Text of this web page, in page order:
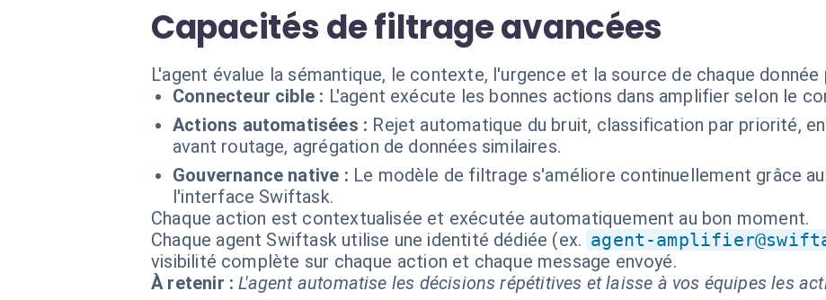
Capacités de filtrage avancées
L'agent évalue la sémantique, le contexte, l'urgence et la source de chaque
Connecteur cible : L'agent exécute les bonnes actions dans amplifier selon le
Actions automatisées : Rejet automatique du bruit, classification par priorité,
avant routage, agrégation de données similaires.
Gouvernance native : Le modèle de filtrage s'améliore continuellement grâce
l'interface Swiftask.
Chaque action est contextualisée et exécutée automatiquement au bon moment.
Chaque agent Swiftask utilise une identité dédiée (ex. agent-
visibilité complète sur chaque action et chaque message envoyé.
À retenir : L'agent automatise les décisions répétitives et laisse à vos équipes les